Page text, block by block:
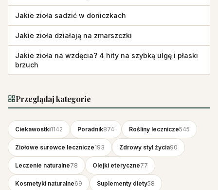
Jakie zioła sadzić w doniczkach
Jakie zioła działają na zmarszczki
Jakie zioła na wzdęcia? 4 hity na szybką ulgę i płaski
brzuch
Przeglądaj kategorie
Ciekawostki1142 Poradnik874 Rośliny lecznicze545
Ziołowe surowce lecznicze193 Zdrowy styl życia90
Leczenie naturalne78 Olejki eteryczne77
Kosmetyki naturalne69 Suplementy diety58